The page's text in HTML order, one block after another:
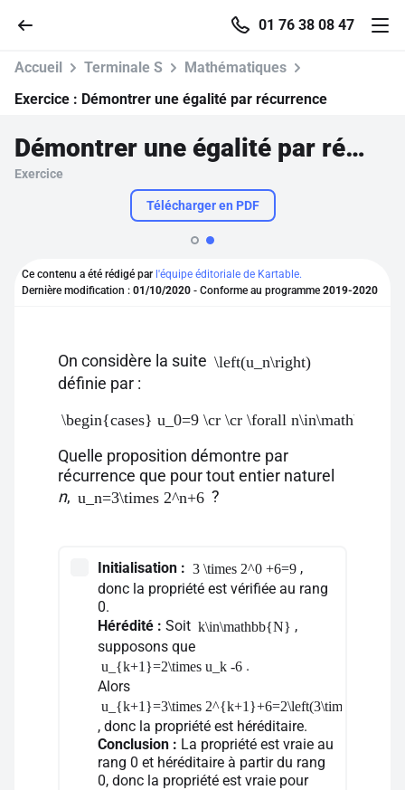
01 76 38 08 47
Accueil
Se connecter
S'inscrire gratuitement
Pour profiter de 10 contenus offerts.
Accueil Terminale S
Mathématiques
Exercice : Démontrer une égalité par récurrence
Démontrer une égalité par récurrence
Exercice
Télécharger en PDF
Ce contenu a été rédigé par l'équipe éditoriale de Kartable.
Dernière modification : 01/10/2020 - Conforme au programme 2019-2020
On considère la suite \left(u_n\right)
définie par :
\begin{cases} u_0=9 \cr \cr \forall
Quelle proposition démontre par
récurrence que pour tout entier naturel
n, u_n=3\times 2^n+6 ?
Initialisation : 3 \times 2^0 +6=9 ,
donc la propriété est vérifiée au rang
0.
Hérédité : Soit k\in\mathbb{N} ,
supposons que
u_{k+1}=2\times u_k -6 .
Alors
u_{k+1}=3\times
, donc la propriété est héréditaire.
Conclusion : La propriété est vraie au
rang 0 et héréditaire à partir du rang
0, donc la propriété est vraie pour